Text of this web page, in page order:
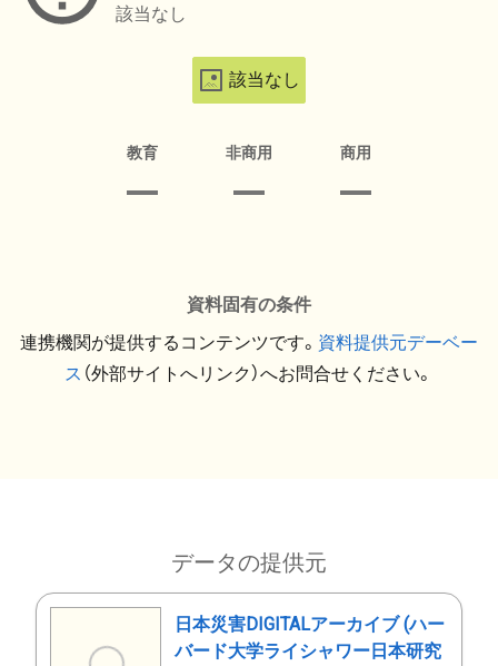
該当なし
該当なし
教育 非商用 商用
資料固有の条件
連携機関が提供するコンテンツです。 資料提供元デーベー
ス （外部サイトへリンク）へお問合せください。
データの提供元
日本災害DIGITALアーカイブ (ハー
バード大学ライシャワー日本研究